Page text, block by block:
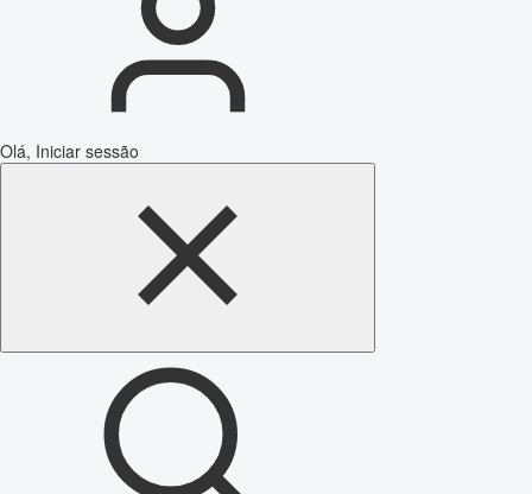
Olá, Iniciar sessão